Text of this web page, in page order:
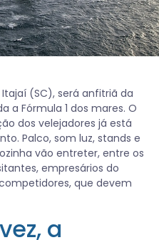
(SC), será anfitriã da
a Fórmula 1 dos mares. O
dos velejadores já está
Palco, som luz, stands e
vão entreter, entre os
empresários do
que devem
a